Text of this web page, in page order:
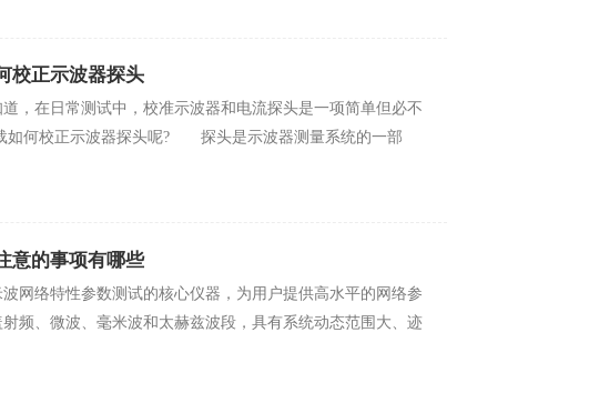
校正示波器探头
，在日常测试中，校准示波器和电流探头是一项简单但必不
载如何校正示波器探头呢? 探头是示波器测量系统的一部
意的事项有哪些
络特性参数测试的核心仪器，为用户提供高水平的网络参
、微波、毫米波和太赫兹波段，具有系统动态范围大、迹